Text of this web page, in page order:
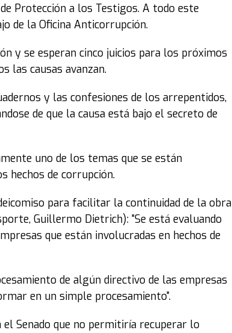
Protección a los Testigos. A todo este
de la Oficina Anticorrupción.
y se esperan cinco juicios para los próximos
las causas avanzan.
y las confesiones de los arrepentidos,
de que la causa está bajo el secreto de
uno de los temas que se están
hechos de corrupción.
para facilitar la continuidad de la obra
Guillermo Dietrich): "Se está evaluando
que están involucradas en hechos de
de algún directivo de las empresas
en un simple procesamiento".
Senado que no permitiría recuperar lo